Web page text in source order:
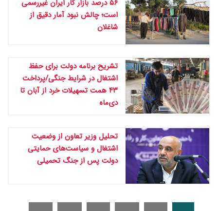
۵۶ درصد بازار کار ایران غیررسمی
است؛ چالش نبود آمار دقیق از
شاغلان
تشریح برنامه دولت برای حفظ
اشتغال در شرایط جنگی/پرداخت
۴۳ همت تسهیلات خرد از آبان تا
دی‌ماه
تحلیل وزیر تعاون از وضعیت
اشتغال و سیاست‌های حمایتی
دولت پس از جنگ تحمیلی